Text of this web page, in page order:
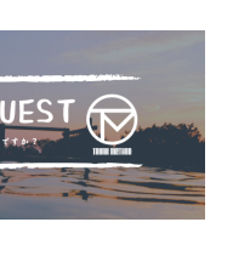
o
n